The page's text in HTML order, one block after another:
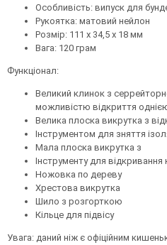
Особливість: випуск для
Рукоятка: матовий нейлон
Розмір: 111 x 34,5 x 18 мм
Вага: 120 грам
Функціонал:
Великий клинок з
можливістю відкриття
Велика плоска викрутка з
Інструментом для зняття
Мала плоска викрутка з
Інструменту для
Ножовка по дереву
Хрестова викрутка
Шило з розгорткою
Кільце для підвісу
Увага: даний ніж є офіційним